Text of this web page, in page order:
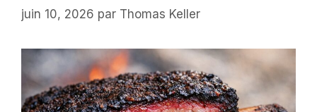
juin 10, 2026 par Thomas Keller